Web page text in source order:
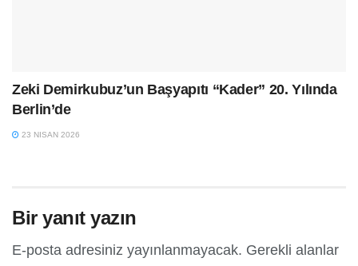
Zeki Demirkubuz’un Başyapıtı “Kader” 20. Yılında
Berlin’de
23 NISAN 2026
Bir yanıt yazın
E-posta adresiniz yayınlanmayacak. Gerekli alanlar